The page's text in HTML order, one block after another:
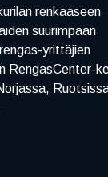
renkaaseen
suurimpaan
yrittäjien
RengasCenter-